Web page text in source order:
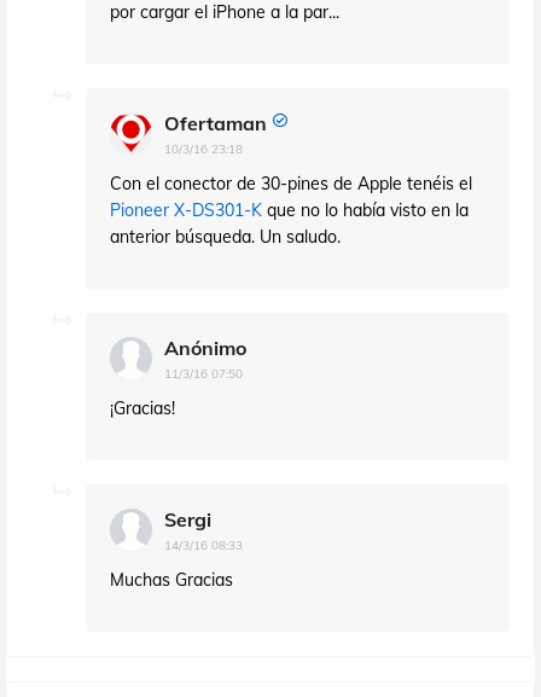
por cargar el iPhone a la par...
Ofertaman
10/3/16 23:18
Con el conector de 30-pines de Apple tenéis el
Pioneer X-DS301-K que no lo había visto en la
anterior búsqueda. Un saludo.
Anónimo
11/3/16 07:50
¡Gracias!
Sergi
14/3/16 08:33
Muchas Gracias